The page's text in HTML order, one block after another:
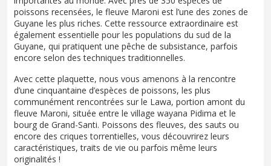
poissons recensées, le fleuve Maroni est l’une des zones de
Guyane les plus riches. Cette ressource extraordinaire est
également essentielle pour les populations du sud de la
Guyane, qui pratiquent une pêche de subsistance, parfois
encore selon des techniques traditionnelles.
Avec cette plaquette, nous vous amenons à la rencontre
d’une cinquantaine d’espèces de poissons, les plus
communément rencontrées sur le Lawa, portion amont du
fleuve Maroni, située entre le village wayana Pidima et le
bourg de Grand-Santi. Poissons des fleuves, des sauts ou
encore des criques torrentielles, vous découvrirez leurs
caractéristiques, traits de vie ou parfois même leurs
originalités !